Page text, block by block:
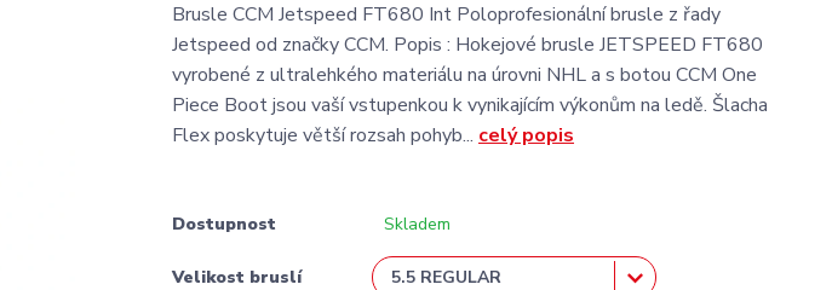
Brusle CCM Jetspeed FT680 Int Poloprofesionální brusle z řady
Jetspeed od značky CCM. Popis : Hokejové brusle JETSPEED FT680
vyrobené z ultralehkého materiálu na úrovni NHL a s botou CCM One
Piece Boot jsou vaší vstupenkou k vynikajícím výkonům na ledě. Šlacha
Flex poskytuje větší rozsah pohyb... celý popis
Dostupnost Skladem
Velikost bruslí